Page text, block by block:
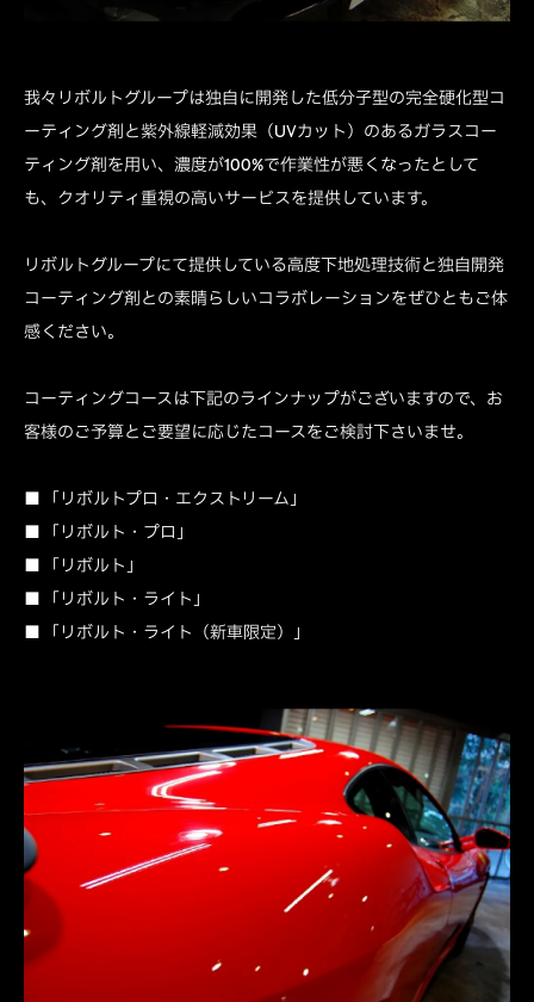
我々リボルトグループは独自に開発した低分子型の完全硬化型コ
ーティング剤と紫外線軽減効果（UVカット）のあるガラスコー
ティング剤を用い、濃度が100%で作業性が悪くなったとして
も、クオリティ重視の高いサービスを提供しています。
リボルトグループにて提供している高度下地処理技術と独自開発
コーティング剤との素晴らしいコラボレーションをぜひともご体
感ください。
コーティングコースは下記のラインナップがございますので、お
客様のご予算とご要望に応じたコースをご検討下さいませ。
■ 「リボルトプロ・エクストリーム」
■ 「リボルト・プロ」
■ 「リボルト」
■ 「リボルト・ライト」
■ 「リボルト・ライト（新車限定）」